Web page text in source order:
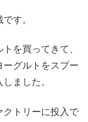
す。
を買ってきて、
グルトをスプー
ました。
クトリーに投入で